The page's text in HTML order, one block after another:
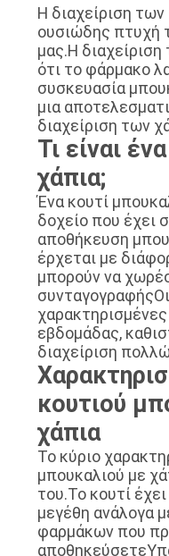
PRIVACY
POLICY
Η διαχείριση των
ουσιώδης πτυχή
μας.Η
ότι το φάρμακο
συσκευασία
μια
διαχείριση των
Τι είναι
χάπια;
Ένα κουτί
δοχείο που έχει
αποθήκευση
έρχεται με
μπορούν να
συνταγογραφήςΟι
εβδομάδας,
διαχείριση
κουτιού
χάπια
Το κύριο
μπουκαλιού με
του.Το κουτί
μεγέθη ανάλογα
φαρμάκων που